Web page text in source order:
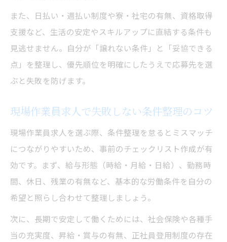
また、日払い・週払い制度や寮・社宅の有無、資格取得
支援など、生活の安定やスキルアップに直結する条件も
見逃せません。自分が「譲れない条件」と「妥協できる
点」を整理し、優先順位を明確にしたうえで応募先を選
ぶと失敗を防げます。
現場作業員求人で失敗しない条件整理のコツ
現場作業員求人を選ぶ際、条件整理を怠るとミスマッチ
につながりやすいため、事前のチェックリスト作成が有
効です。まず、給与形態（時給・月給・日給）、勤務時
間、休日、残業の有無など、基本的な労働条件を自分の
希望と照らし合わせて整理しましょう。
次に、長期で安定して働くためには、社会保険や各種手
当の充実度、昇給・賞与の有無、正社員登用制度の存在